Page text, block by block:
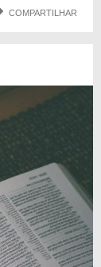
COMPARTILHAR